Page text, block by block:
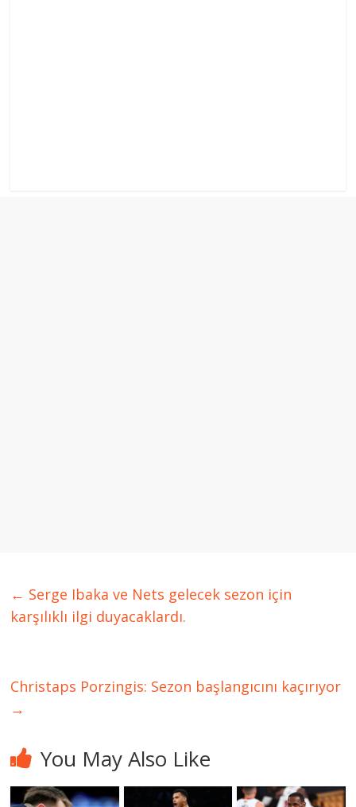
← Serge Ibaka ve Nets gelecek sezon için
karşılıklı ilgi duyacaklardı.
Christaps Porzingis: Sezon başlangıcını kaçırıyor
→
You May Also Like